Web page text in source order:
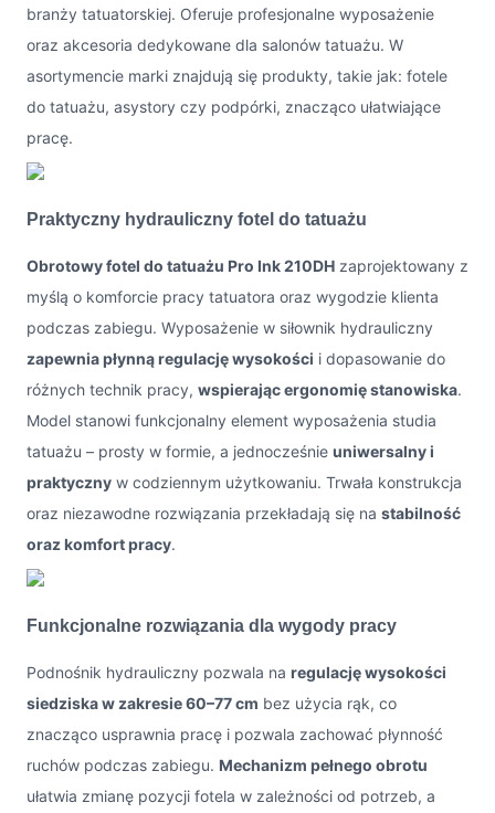
branży tatuatorskiej. Oferuje profesjonalne wyposażenie
oraz akcesoria dedykowane dla salonów tatuażu. W
asortymencie marki znajdują się produkty, takie jak: fotele
do tatuażu, asystory czy podpórki, znacząco ułatwiające
pracę.
Praktyczny hydrauliczny fotel do tatuażu
Obrotowy fotel do tatuażu Pro Ink 210DH zaprojektowany z
myślą o komforcie pracy tatuatora oraz wygodzie klienta
podczas zabiegu. Wyposażenie w siłownik hydrauliczny
zapewnia płynną regulację wysokości i dopasowanie do
różnych technik pracy, wspierając ergonomię stanowiska.
Model stanowi funkcjonalny element wyposażenia studia
tatuażu – prosty w formie, a jednocześnie uniwersalny i
praktyczny w codziennym użytkowaniu. Trwała konstrukcja
oraz niezawodne rozwiązania przekładają się na stabilność
oraz komfort pracy.
Funkcjonalne rozwiązania dla wygody pracy
Podnośnik hydrauliczny pozwala na regulację wysokości
siedziska w zakresie 60–77 cm bez użycia rąk, co
znacząco usprawnia pracę i pozwala zachować płynność
ruchów podczas zabiegu. Mechanizm pełnego obrotu
ułatwia zmianę pozycji fotela w zależności od potrzeb, a